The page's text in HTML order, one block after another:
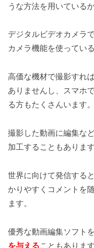
うな方法を用いている
デジタルビデオカメラ
カメラ機能を使ってい
高価な機材で撮影すれ
ありませんし、スマホ
る方もたくさんいます。
撮影した動画に編集な
加工することもあります
世界に向けて発信する
かりやすくコメントを
ます。
優秀な動画編集ソフト
を与えることもありま